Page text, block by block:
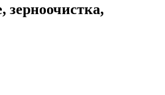
зерноочистка,